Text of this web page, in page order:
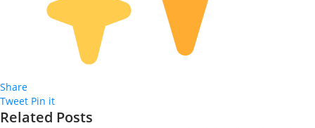
Share
Tweet Pin it
Related Posts